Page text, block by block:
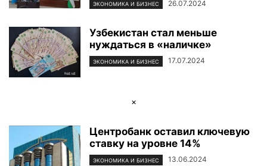
ЭКОНОМИКА И БИЗНЕС 26.07.2024
Узбекистан стал меньше
нуждаться в «наличке»
ЭКОНОМИКА И БИЗНЕС 17.07.2024
×
Центробанк оставил ключевую
ставку на уровне 14%
ЭКОНОМИКА И БИЗНЕС 13.06.2024